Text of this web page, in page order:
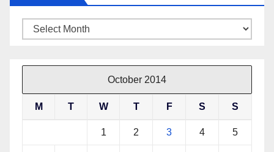
Archives
October 2014
M T W T F S S
1 2 3 4 5